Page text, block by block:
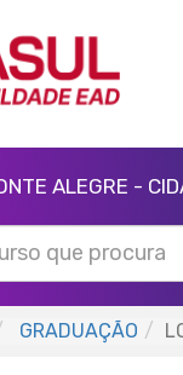
ALEGRE -
GRADUAÇÃO